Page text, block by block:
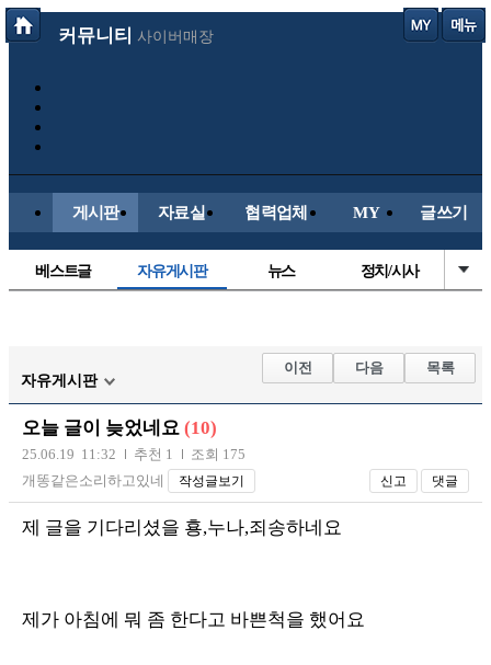
커뮤니티 사이버매장
게시판 자료실 협력업체 MY 글쓰기
베스트글 자유게시판 뉴스 정치/시사
해외축구
국내축구
자유게시판
이전 다음 목록
오늘 글이 늦었네요 (10)
25.06.19 11:32 추천 1
조회 175
개똥같은소리하고있네
작성글보기 신고 댓글
제 글을 기다리셨을 횽,누나,죄송하네요
제가 아침에 뭐 좀 한다고 바쁜척을 했어요